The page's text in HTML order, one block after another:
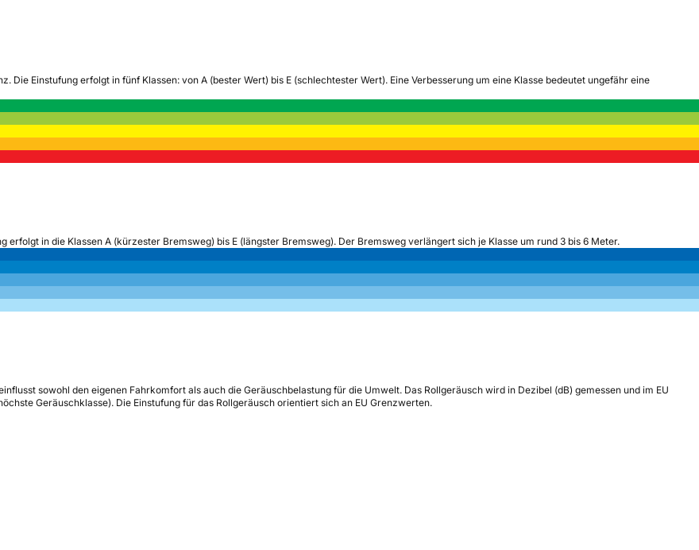
Die Einstufung erfolgt in fünf Klassen: von A (bester Wert) bis E (schlechtester Wert). Eine Verbesserung um eine Klasse bedeutet ungefähr eine
erfolgt in die Klassen A (kürzester Bremsweg) bis E (längster Bremsweg). Der Bremsweg verlängert sich je Klasse um rund 3 bis 6 Meter.
sowohl den eigenen Fahrkomfort als auch die Geräuschbelastung für die Umwelt. Das Rollgeräusch wird in Dezibel (dB) gemessen und im EU
Geräuschklasse). Die Einstufung für das Rollgeräusch orientiert sich an EU Grenzwerten.